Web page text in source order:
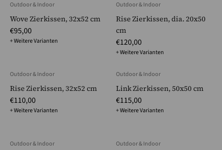
Outdoor & Indoor
Wove Zierkissen, 32x52 cm
€95,00
+ Weitere Varianten
Outdoor & Indoor
Rise Zierkissen, dia. 20x50
cm
€120,00
+ Weitere Varianten
Outdoor & Indoor
Rise Zierkissen, 32x52 cm
€110,00
+ Weitere Varianten
Outdoor & Indoor
Link Zierkissen, 50x50 cm
€115,00
+ Weitere Varianten
Outdoor & Indoor Outdoor & Indoor